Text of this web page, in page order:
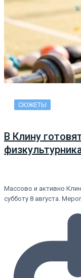
СЮЖЕТЫ
В Клину
Массово и активно
субботу 8 августа.